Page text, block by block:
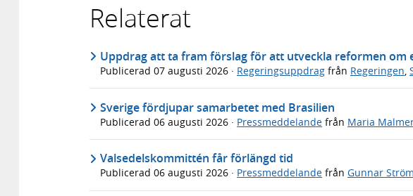
Relaterat
Uppdrag att ta fram förslag för att utveckla reformen
Publicerad 07 augusti 2026 · Regeringsuppdrag från Regeringen,
Sverige fördjupar samarbetet med Brasilien
Publicerad 06 augusti 2026 · Pressmeddelande från Maria
Valsedelskommittén får förlängd tid
Publicerad 06 augusti 2026 · Pressmeddelande från Gunnar